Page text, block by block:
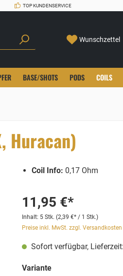
TOP KUNDENSERVICE
Wunschzettel
BASE/SHOTS PODS COILS
Huracan)
Coil Info: 0,17 Ohm
11,95 €*
Inhalt: 5 Stk. (2,39 €* / 1 Stk.)
Preise inkl. MwSt. zzgl. Versandkosten
Sofort verfügbar,
Variante